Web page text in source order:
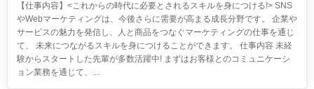
【仕事内容】<これからの時代に必要とされるスキルを身につける!> SNS
やWebマーケティングは、今後さらに需要が高まる成長分野です。 企業や
サービスの魅力を発信し、人と商品をつなぐマーケティングの仕事を通じ
て、 未来につながるスキルを身につけることができます。 仕事内容 未経
験からスタートした先輩が多数活躍中! まずはお客様とのコミュニケーシ
ョン業務を通じて、...